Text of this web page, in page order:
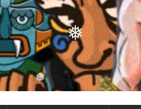
❅
❅